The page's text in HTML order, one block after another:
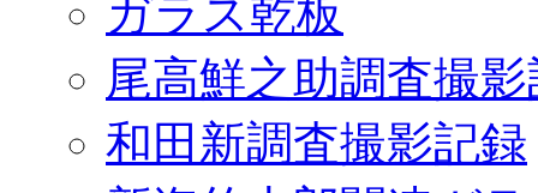
ガラス乾板
尾高鮮之助調査撮
和田新調査撮影記録